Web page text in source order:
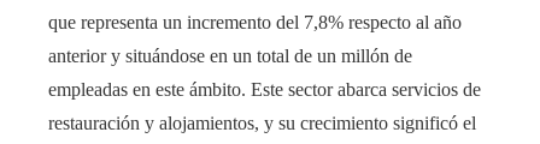
que representa un incremento del 7,8% respecto al año
anterior y situándose en un total de un millón de
empleadas en este ámbito. Este sector abarca servicios de
restauración y alojamientos, y su crecimiento significó el